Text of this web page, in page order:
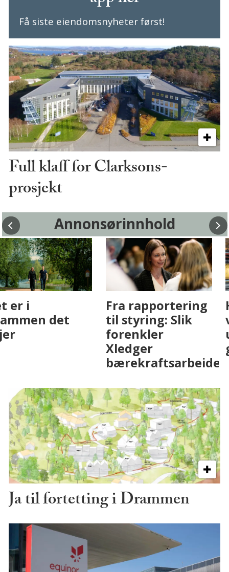
Få siste eiendomsnyheter først!
Full klaff for Clarksons-
prosjekt
Annonsørinnhold
Fenistra endrer
eiendomsbransjen
med AI. Slik ser vi
Det er i
Drammen det
skjer
Ja til fortetting i Drammen